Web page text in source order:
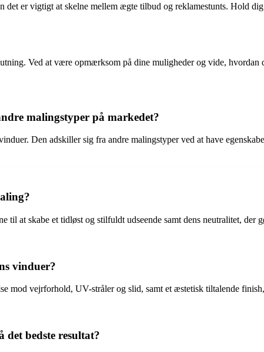
er vigtigt at skelne mellem ægte tilbud og reklamestunts. Hold
Ved at være opmærksom på dine muligheder og vide, hvordan
malingstyper på markedet?
Den adskiller sig fra andre malingstyper ved at have
at skabe et tidløst og stilfuldt udseende samt dens neutralitet, der
vinduer?
mod vejrforhold, UV-stråler og slid, samt et æstetisk tiltalende
bedste resultat?